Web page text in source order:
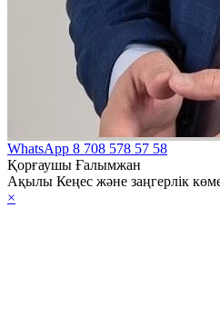
WhatsApp 8 708 578 57 58
Қорғаушы Ғалымжан
Ақылы Кеңес және заңгерлік
×